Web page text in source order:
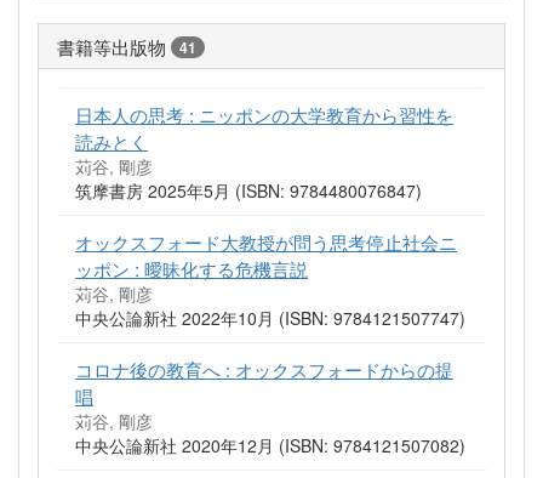
書籍等出版物 41
日本人の思考 : ニッポンの大学教育から習性を
読みとく
苅谷, 剛彦
筑摩書房 2025年5月 (ISBN: 9784480076847)
オックスフォード大教授が問う思考停止社会ニ
ッポン : 曖昧化する危機言説
苅谷, 剛彦
中央公論新社 2022年10月 (ISBN: 9784121507747)
コロナ後の教育へ : オックスフォードからの提
唱
苅谷, 剛彦
中央公論新社 2020年12月 (ISBN: 9784121507082)